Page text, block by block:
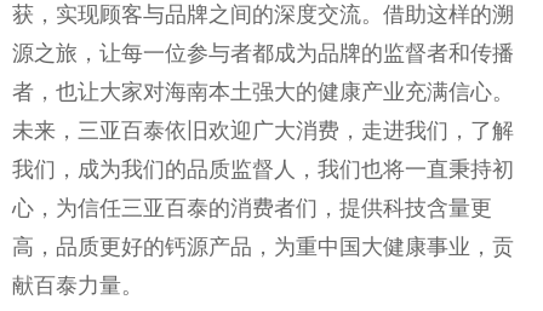
获，实现顾客与品牌之间的深度交流。借助这样的溯
源之旅，让每一位参与者都成为品牌的监督者和传播
者，也让大家对海南本土强大的健康产业充满信心。
未来，三亚百泰依旧欢迎广大消费，走进我们，了解
我们，成为我们的品质监督人，我们也将一直秉持初
心，为信任三亚百泰的消费者们，提供科技含量更
高，品质更好的钙源产品，为重中国大健康事业，贡
献百泰力量。